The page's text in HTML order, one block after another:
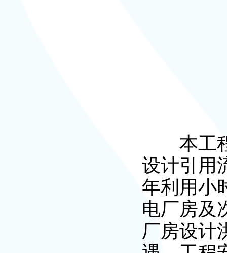
本工程
设计引用
年利用小
电厂房及
厂房设计